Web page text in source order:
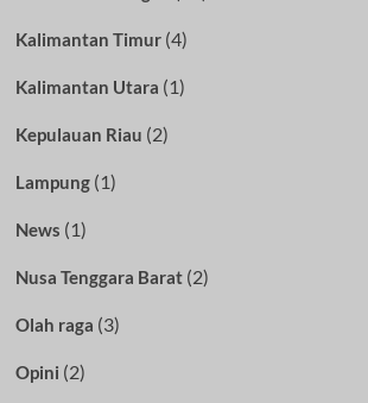
Kalimantan Timur(4)
Kalimantan Utara (1)
Kepulauan Riau (2)
Lampung(1)
News (1)
Nusa Tenggara Barat(2)
Olah raga (3)
Opini (2)